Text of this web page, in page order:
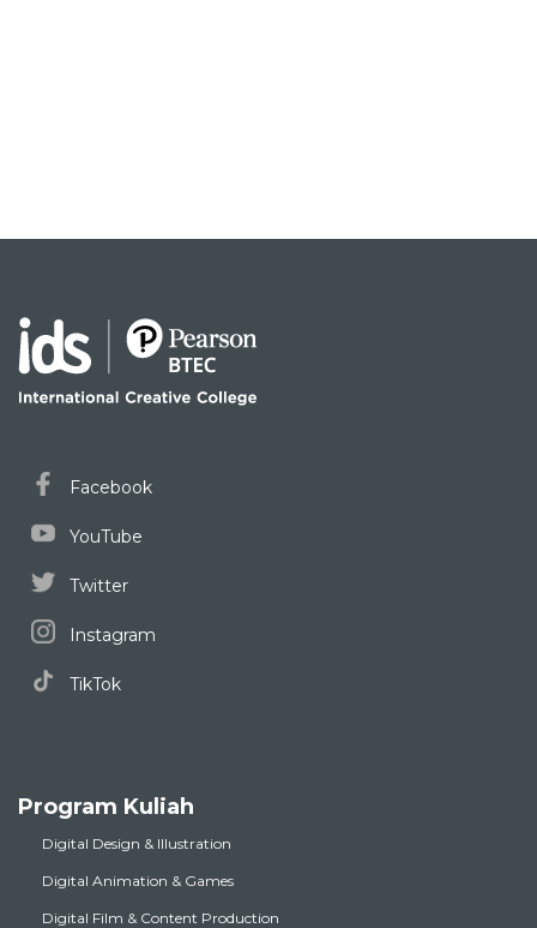
TikTok
Digital Design & Illustration
Digital Animation & Games
Digital Film & Content Production
Pathway to JMC Academy